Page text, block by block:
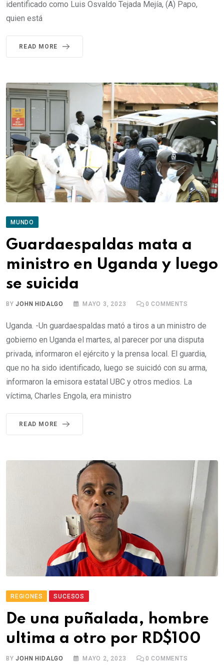
identificado como Luis Osvaldo Tejada Mejía, (A) Papo,
quien está
READ MORE
MUNDO
Guardaespaldas mata a
ministro en Uganda y luego
se suicida
BYJOHN HIDALGO MAYO 3, 2023 0 COMMENTS
Uganda. -Un guardaespaldas mató a tiros a un ministro de
gobierno en Uganda el martes, al parecer por una disputa
privada, informaron el ejército y la prensa local. El guardia,
que no ha sido identificado, luego se suicidó con su arma,
informaron la emisora estatal UBC y otros medios. La
víctima, Charles Engola, era ministro
READ MORE
REGIONES SUCESOS
De una puñalada, hombre
ultima a otro por RD$100
BYJOHN HIDALGO MAYO 2, 2023 0 COMMENTS